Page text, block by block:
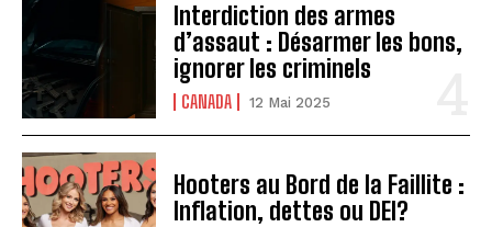
Interdiction des armes
d’assaut : Désarmer les bons,
ignorer les criminels
CANADA 12 Mai 2025
Hooters au Bord de la Faillite :
Inflation, dettes ou DEI?